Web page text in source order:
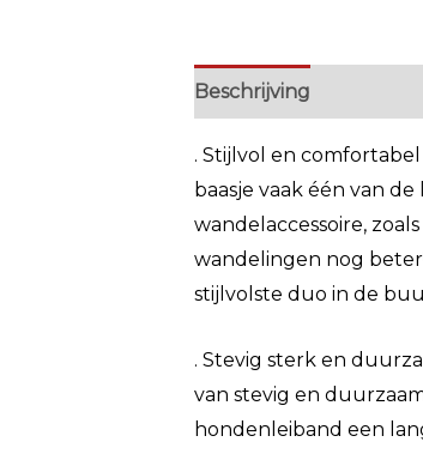
Beschrijving
. Stijlvol en
baasje vaak één van
wandelaccessoire,
wandelingen nog
stijlvolste duo in de
. Stevig sterk en
van stevig en
hondenleiband een